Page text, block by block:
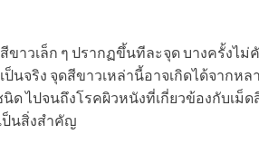
าวเล็ก ๆ ปรากฏขึ้นทีละจุด บางครั้งไม่
นจริง จุดสีขาวเหล่านี้อาจเกิดได้จากหล
ด ไปจนถึงโรคผิวหนังที่เกี่ยวข้องกับเม็ด
ป็นสิ่งสำคัญ